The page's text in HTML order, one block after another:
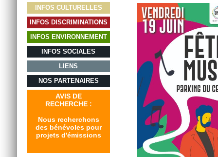
INFOS CULTURELLES
INFOS DISCRIMINATIONS
INFOS ENVIRONNEMENT
INFOS SOCIALES
LIENS
NOS PARTENAIRES
AVIS DE
RECHERCHE :
Nous recherchons
des bénévoles pour
projets d'émissions